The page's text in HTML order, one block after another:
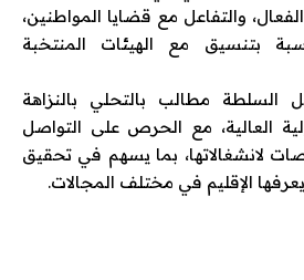
والتفاعل مع قضايا المواطنين،
بتنسيق مع الهيئات المنتخبة
مطالب بالتحلي بالنزاهة
العالية، مع الحرص على التواصل
لانشغالاتها، بما يسهم في تحقيق
الإقليم في مختلف المجالات.